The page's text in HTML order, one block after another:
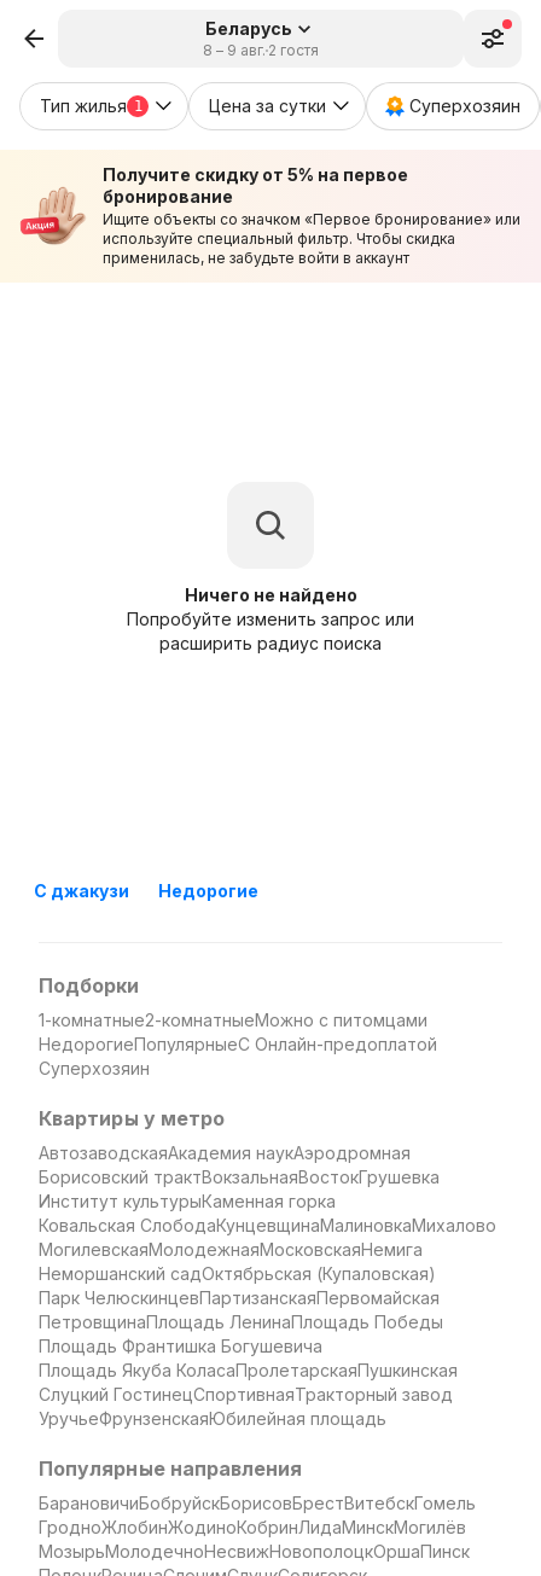
Беларусь
8 – 9 авг. 2 гостя
Тип жилья 1 Цена за сутки Суперхозяин
Получите скидку от 5% на первое
бронирование
Ищите объекты со значком «Первое бронирование» или
используйте специальный фильтр. Чтобы скидка
применилась, не забудьте войти в аккаунт
Ничего не найдено
Попробуйте изменить запрос или
расширить радиус поиска
С джакузи Недорогие
Подборки
1-комнатные2-комнатныеМожно с питомцами
НедорогиеПопулярныеС Онлайн-предоплатой
Суперхозяин
Квартиры у метро
АвтозаводскаяАкадемия наукАэродромная
Борисовский трактВокзальнаяВостокГрушевка
Институт культурыКаменная горка
Ковальская СлободаКунцевщинаМалиновкаМихалово
МогилевскаяМолодежнаяМосковскаяНемига
Неморшанский садОктябрьская (Купаловская)
Парк ЧелюскинцевПартизанскаяПервомайская
ПетровщинаПлощадь ЛенинаПлощадь Победы
Площадь Франтишка Богушевича
Площадь Якуба КоласаПролетарскаяПушкинская
Слуцкий ГостинецСпортивнаяТракторный завод
УручьеФрунзенскаяЮбилейная площадь
Популярные направления
БарановичиБобруйскБорисовБрестВитебскГомель
ГродноЖлобинЖодиноКобринЛидаМинскМогилёв
МозырьМолодечноНесвижНовополоцкОршаПинск